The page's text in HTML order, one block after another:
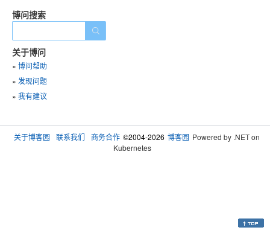
博问搜索
关于博问
» 博问帮助
» 发现问题
» 我有建议
关于博客园 联系我们 商务合作 ©2004-2026 博客园 Powered by .NET on
Kubernetes